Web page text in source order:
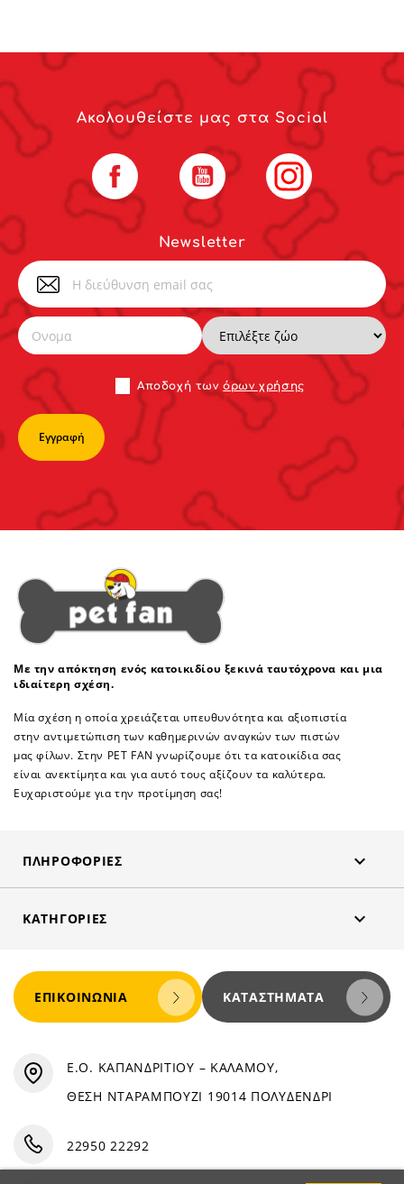
Newsletter
Αποδoχή τωνόρων χρήσης
Ακολουθείστε μας στα Social
Facebook YouTube Instagram
Με την απόκτηση ενός κατοικιδίου ξεκινά ταυτόχρονα και μια
ιδιαίτερη σχέση.
Μία σχέση η οποία χρειάζεται υπευθυνότητα και αξιοπιστία
στην αντιμετώπιση των καθημερινών αναγκών των πιστών
μας φίλων. Στην PET FAN γνωρίζουμε ότι τα κατοικίδια σας
είναι ανεκτίμητα και για αυτό τους αξίζουν τα καλύτερα.
Ευχαριστούμε για την προτίμηση σας!
ΠΛΗΡΟΦΟΡΊΕΣ 
ΚΑΤΗΓΟΡΊΕΣ 
ΕΠΙΚΟΙΝΩΝΊΑ ΚΑΤΑΣΤΉΜΑΤΑ
Ε.Ο. ΚΑΠΑΝΔΡΙΤΙΟΥ – ΚΑΛΑΜΟΥ,
ΘΕΣΗ ΝΤΑΡΑΜΠΟΥΖΙ 19014 ΠΟΛΥΔΕΝΔΡΙ
22950 22292